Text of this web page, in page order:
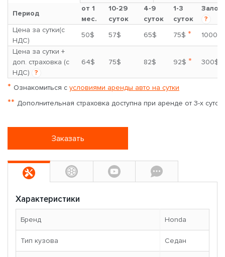
Период
от 1
мес.
10-29
суток
4-9
суток
1-3
суток
Залог
?
Цена за сутки(с
НДС)
50$ 57$ 65$ 75$ *
1000$
Цена за сутки +
доп. страховка (с
НДС)
?
64$ 75$ 82$ 92$ * 300$
* Ознакомиться с условиями аренды авто на сутки
** Дополнительная страховка доступна при аренде от 3-х суток
Заказать
Характеристики
Бренд Honda
Тип кузова Седан